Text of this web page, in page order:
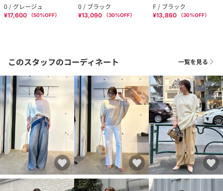
0 / グレージュ
¥17,600 （50%OFF）
0 / ブラック
¥13,090 （30%OFF）
F / ブラック
¥13,860 （30%OFF）
このスタッフのコーディネート 一覧を見る